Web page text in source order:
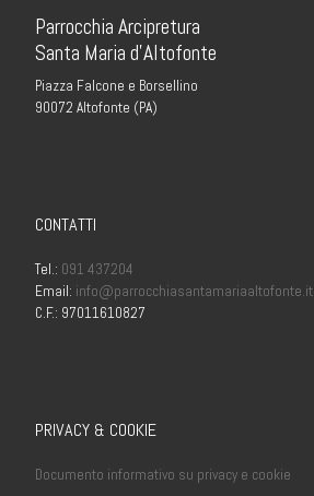
Parrocchia Arcipretura
Santa Maria d’Altofonte
Piazza Falcone e Borsellino
90072 Altofonte (PA)
CONTATTI
Tel.: 091 437204
Email: info@parrocchiasantamariaaltofonte.it
C.F.: 97011610827
PRIVACY & COOKIE
Documento informativo su privacy e cookie